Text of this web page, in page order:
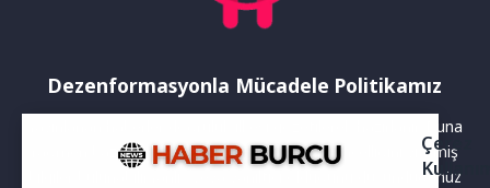
Dezenformasyonla Mücadele Politikamız
Yayınlanan haberler doğruluk ilkesi gözetilerek hazırlanır. Buna
rağmen bazı içeriklerde eksik, hatalı veya güncelliğini yitirmiş
bilgiler bulunabilir.Yanlış veya yanıltıcı olduğunu düşündüğünüz
Çerez